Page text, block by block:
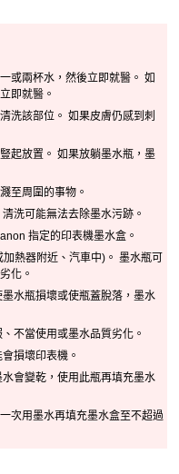
或兩杯水，然後立即就醫。 如
即就醫。
洗該部位。 如果皮膚仍感到刺
起放置。 如果放躺墨水瓶，墨
至周圍的事物。
清洗可能無法去除墨水污跡。
指定的印表機墨水盒。
熱器附近、汽車中)。 墨水瓶可
化。
水瓶損壞或使瓶蓋脫落，墨水
不當使用或墨水品質劣化。
損壞印表機。
水會變乾，使用此瓶再填充墨水
次用墨水再填充墨水盒至不超過